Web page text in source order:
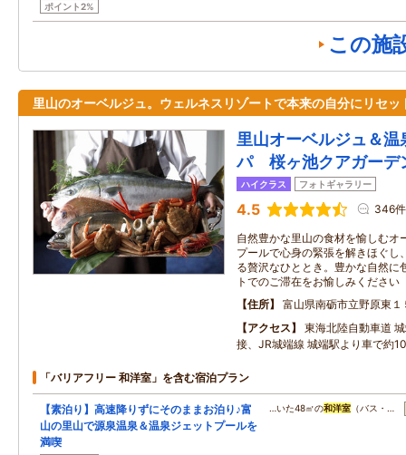
ポイント2%
この施
里山のオーベルジュ。ウェルネスリゾートで本来の自分にリセッ
里山オーベルジュ＆温
パ 桜ヶ池クアガーデ
ハイクラス フォトギャラリー
4.5 346件
自然豊かな里山の食材を愉しむオ
プールで心身の緊張を解きほぐし
る贅沢なひととき。豊かな自然に
トでのご滞在をお愉しみください
住所
富山県南砺市立野原東１
アクセス
東海北陸自動車道
接、JR城端線 城端駅より車で約
「バリアフリー 和洋室」を含む宿泊プラン
【素泊り】高速降りずにそのままお泊り♪富
山の里山で源泉温泉＆温泉ジェットプールを
満喫
…いた48㎡の和洋室 （バス・…